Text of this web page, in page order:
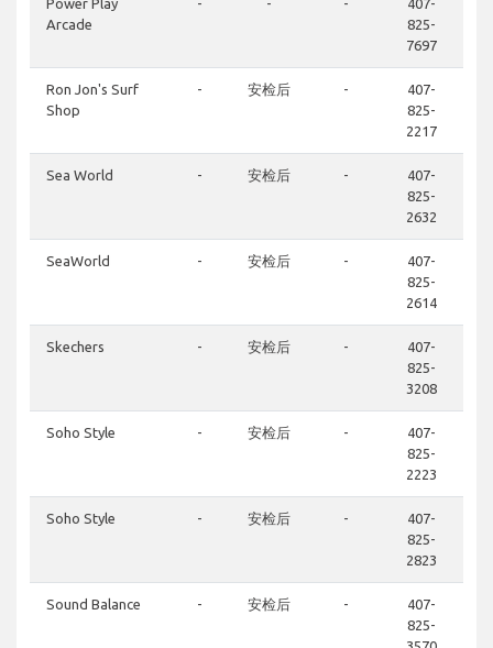
Power Play
Arcade
- - -
407-
825-
7697
Ron Jon's Surf
Shop
- 安检后 -
407-
825-
2217
Sea World - 安检后 -
407-
825-
2632
SeaWorld - 安检后 -
407-
825-
2614
Skechers - 安检后 -
407-
825-
3208
Soho Style - 安检后 -
407-
825-
2223
Soho Style - 安检后 -
407-
825-
2823
Sound Balance - 安检后 -
407-
825-